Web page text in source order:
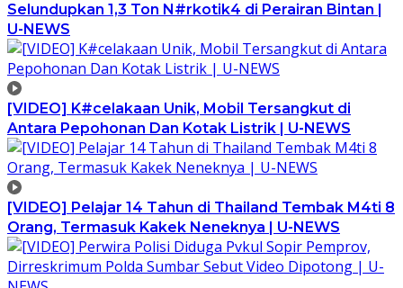
Selundupkan 1,3 Ton N#rkotik4 di Perairan Bintan |
U-NEWS
[VIDEO] K#celakaan Unik, Mobil Tersangkut di
Antara Pepohonan Dan Kotak Listrik | U-NEWS
[VIDEO] Pelajar 14 Tahun di Thailand Tembak M4ti 8
Orang, Termasuk Kakek Neneknya | U-NEWS